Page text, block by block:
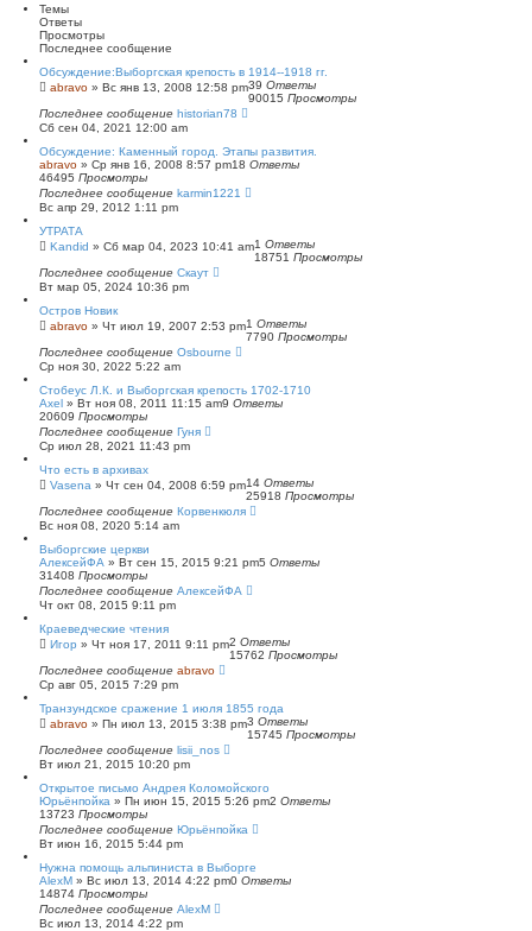
н
ы
й
о
и
с
к
Темы
Ответы
Просмотры
Последнее сообщение
Обсуждение:Выборгская крепость в 1914--1918 гг.
abravo » Вс янв 13, 2008 12:58 pm39 Ответы
90015 Просмотры
Последнее сообщение historian78
Сб сен 04, 2021 12:00 am
Обсуждение: Каменный город. Этапы развития.
abravo » Ср янв 16, 2008 8:57 pm18 Ответы
46495 Просмотры
Последнее сообщение karmin1221
Вс апр 29, 2012 1:11 pm
УТРАТА
Kandid » Сб мар 04, 2023 10:41 am1 Ответы
18751 Просмотры
Последнее сообщение Скаут
Вт мар 05, 2024 10:36 pm
Остров Новик
abravo » Чт июл 19, 2007 2:53 pm1 Ответы
7790 Просмотры
Последнее сообщение Osbourne
Ср ноя 30, 2022 5:22 am
Стобеус Л.К. и Выборгская крепость 1702-1710
Axel » Вт ноя 08, 2011 11:15 am9 Ответы
20609 Просмотры
Последнее сообщение Гуня
Ср июл 28, 2021 11:43 pm
Что есть в архивах
Vasena » Чт сен 04, 2008 6:59 pm14 Ответы
25918 Просмотры
Последнее сообщение Корвенкюля
Вс ноя 08, 2020 5:14 am
Выборгские церкви
АлексейФА » Вт сен 15, 2015 9:21 pm5 Ответы
31408 Просмотры
Последнее сообщение АлексейФА
Чт окт 08, 2015 9:11 pm
Краеведческие чтения
Игор » Чт ноя 17, 2011 9:11 pm2 Ответы
15762 Просмотры
Последнее сообщение abravo
Ср авг 05, 2015 7:29 pm
Транзундское сражение 1 июля 1855 года
abravo » Пн июл 13, 2015 3:38 pm3 Ответы
15745 Просмотры
Последнее сообщение lisii_nos
Вт июл 21, 2015 10:20 pm
Открытое письмо Андрея Коломойского
Юрьёнпойка » Пн июн 15, 2015 5:26 pm2 Ответы
13723 Просмотры
Последнее сообщение Юрьёнпойка
Вт июн 16, 2015 5:44 pm
Нужна помощь альпиниста в Выборге
AlexM » Вс июл 13, 2014 4:22 pm0 Ответы
14874 Просмотры
Последнее сообщение AlexM
Вс июл 13, 2014 4:22 pm